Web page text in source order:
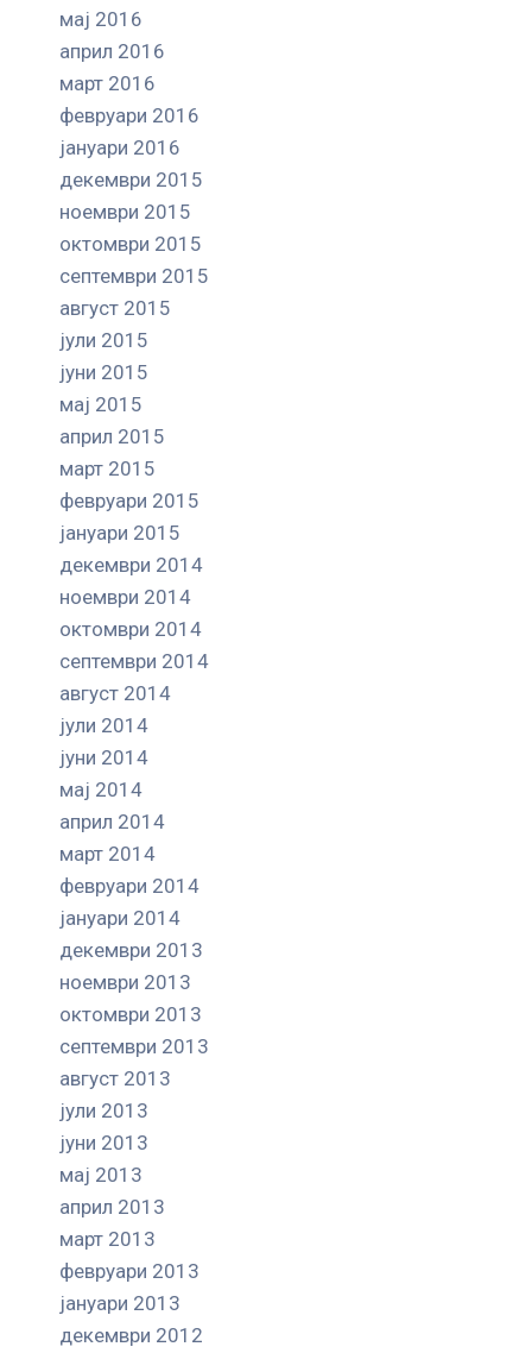
мај 2016
април 2016
март 2016
февруари 2016
јануари 2016
декември 2015
ноември 2015
октомври 2015
септември 2015
август 2015
јули 2015
јуни 2015
мај 2015
април 2015
март 2015
февруари 2015
јануари 2015
декември 2014
ноември 2014
октомври 2014
септември 2014
август 2014
јули 2014
јуни 2014
мај 2014
април 2014
март 2014
февруари 2014
јануари 2014
декември 2013
ноември 2013
октомври 2013
септември 2013
август 2013
јули 2013
јуни 2013
мај 2013
април 2013
март 2013
февруари 2013
јануари 2013
декември 2012